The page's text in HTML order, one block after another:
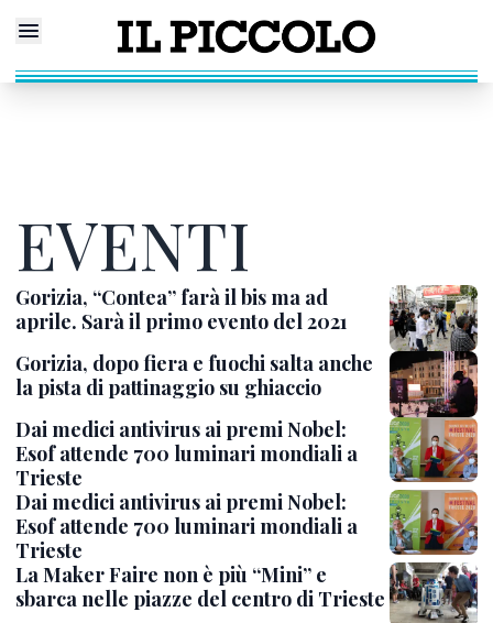
EVENTI
Gorizia, “Contea” farà il bis ma ad
aprile. Sarà il primo evento del 2021
Gorizia, dopo fiera e fuochi salta anche
la pista di pattinaggio su ghiaccio
Dai medici antivirus ai premi Nobel:
Esof attende 700 luminari mondiali a
Trieste
Dai medici antivirus ai premi Nobel:
Esof attende 700 luminari mondiali a
Trieste
La Maker Faire non è più “Mini” e
sbarca nelle piazze del centro di Trieste